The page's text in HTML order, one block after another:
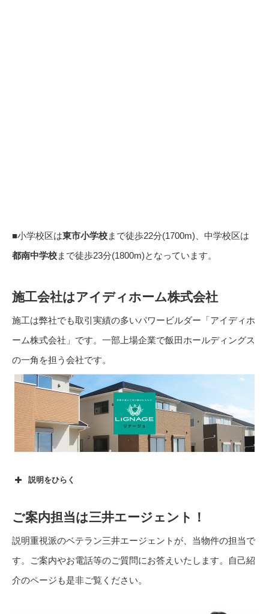
■小学校区は東市小学校まで徒歩22分(1700m)、中学校区は
都南中学校まで徒歩23分(1800m)となっています。
施工会社はアイディホーム株式会社
施工は弊社でも取引実績の多いパワービルダー「アイディホ
ーム株式会社」です。一部上場企業で飯田ホールディングス
の一角を担う会社です。
説明をひらく
ご案内担当は三井エージェント！
説明重視派のベテラン三井エージェントが、当物件の担当で
す。ご案内やお電話等のご質問にお答えいたします。自己紹
介のページも是非ご覧ください。